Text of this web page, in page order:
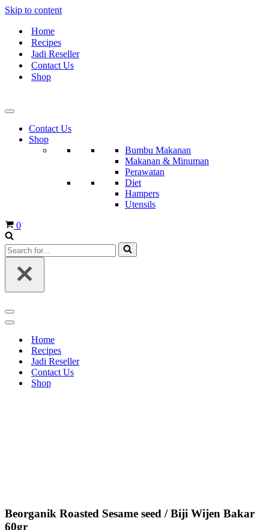
Skip to content
Home
Recipes
Jadi Reseller
Contact Us
Shop
Contact Us
Shop
Bumbu Makanan
Makanan & Minuman
Perawatan
Diet
Hampers
Utensils
Cart
0
Search
for...
Navigation
Menu
Navigation
Home
Recipes
Jadi Reseller
Contact Us
Shop
Beorganik Roasted Sesame seed / Biji Wijen Bakar
60gr